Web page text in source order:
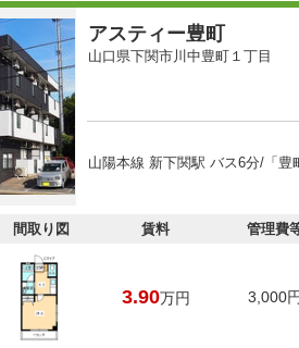
アスティー豊町
山口県下関市川中豊町１丁目
山陽本線 新下関駅 バス6分/「豊
間取り図 賃料 管理費
3.90万円 3,000円